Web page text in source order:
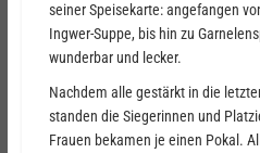
seiner Speisekarte: angefangen
Ingwer-Suppe, bis hin zu
wunderbar und lecker.
Nachdem alle gestärkt in die
standen die Siegerinnen und
Frauen bekamen je einen Pokal.